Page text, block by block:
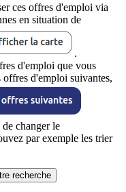
ces offres d'emploi via
en situation de
.
d'emploi que vous
d'emploi suivantes,
changer le
par exemple les trier
recherche